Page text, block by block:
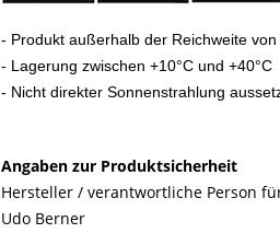
- Produkt außerhalb der Reichweite
- Lagerung zwischen +10°C und +40°C
- Nicht direkter Sonnenstrahlung
Angaben zur Produktsicherheit
Hersteller / verantwortliche Person
Udo Berner